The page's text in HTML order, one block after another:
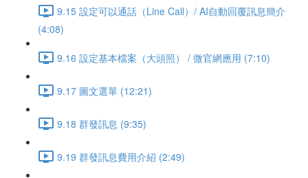
9.15 設定可以通話（Line Call）/ AI自動回覆訊息簡介
(4:08)
9.16 設定基本檔案（大頭照） / 微官網應用 (7:10)
9.17 圖文選單 (12:21)
9.18 群發訊息 (9:35)
9.19 群發訊息費用介紹 (2:49)